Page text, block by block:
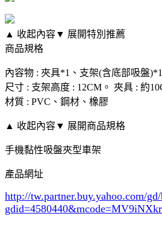
▲ 收起內容▼ 展開特別推薦
商品規格
內容物 : 夾具*1、支架(含底部吸盤)*1
尺寸 : 支架高度 : 12CM。 夾具 : 約
材質 : PVC、鋼材、橡膠
▲ 收起內容▼ 展開商品規格
手機黏性吸盤夾型車架
產品網址
http://tw.partner.buy.yahoo.com/
gdid=4580440